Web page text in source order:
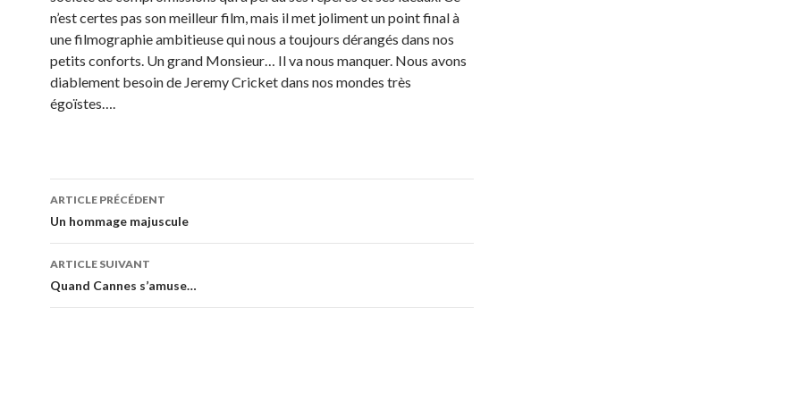
n’est certes pas son meilleur film, mais il met joliment un point final à
une filmographie ambitieuse qui nous a toujours dérangés dans nos
petits conforts. Un grand Monsieur… Il va nous manquer. Nous avons
diablement besoin de Jeremy Cricket dans nos mondes très
égoïstes….
Navigation
des
articles
ARTICLE PRÉCÉDENT
Un hommage majuscule
ARTICLE SUIVANT
Quand Cannes s’amuse…